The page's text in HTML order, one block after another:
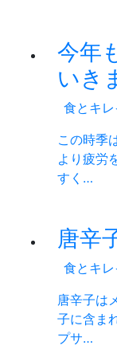
今年
いき
食とキ
この時季
より疲労
すく…
唐辛
食とキ
唐辛子は
子に含ま
プサ…